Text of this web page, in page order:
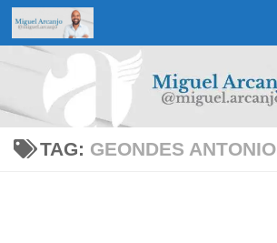
Skip to content
TAG: GEONDES ANTONIO